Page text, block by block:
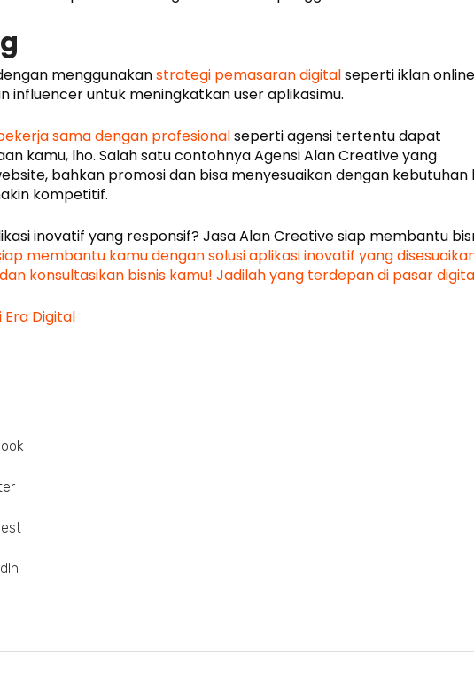
menggunakanstrategi pemasaran digitalseperti iklan
influencer untuk meningkatkan user aplikasimu.
sama dengan profesionalseperti agensi tertentu dapat
kamu, lho. Salah satu contohnya Agensi Alan Creative yang
bahkan promosi dan bisa menyesuaikan dengan kebutuhan
kompetitif.
inovatif yang responsif? Jasa Alan Creative siap membantu
membantu kamu dengan solusi aplikasi inovatif yang
konsultasikan bisnis kamu! Jadilah yang terdepan di pasar
Digital